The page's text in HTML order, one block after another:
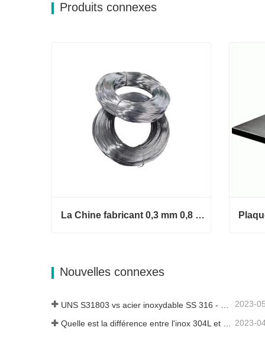
Produits connexes
La Chine fabricant 0,3 mm 0,8 mm 1,25 mm 2 mm de fil d'acier galvanisé
nisé
Nouvelles connexes
2023-
2023-